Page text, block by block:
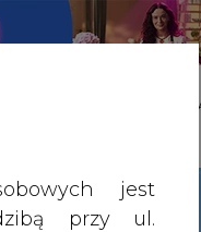
jest
przy ul.